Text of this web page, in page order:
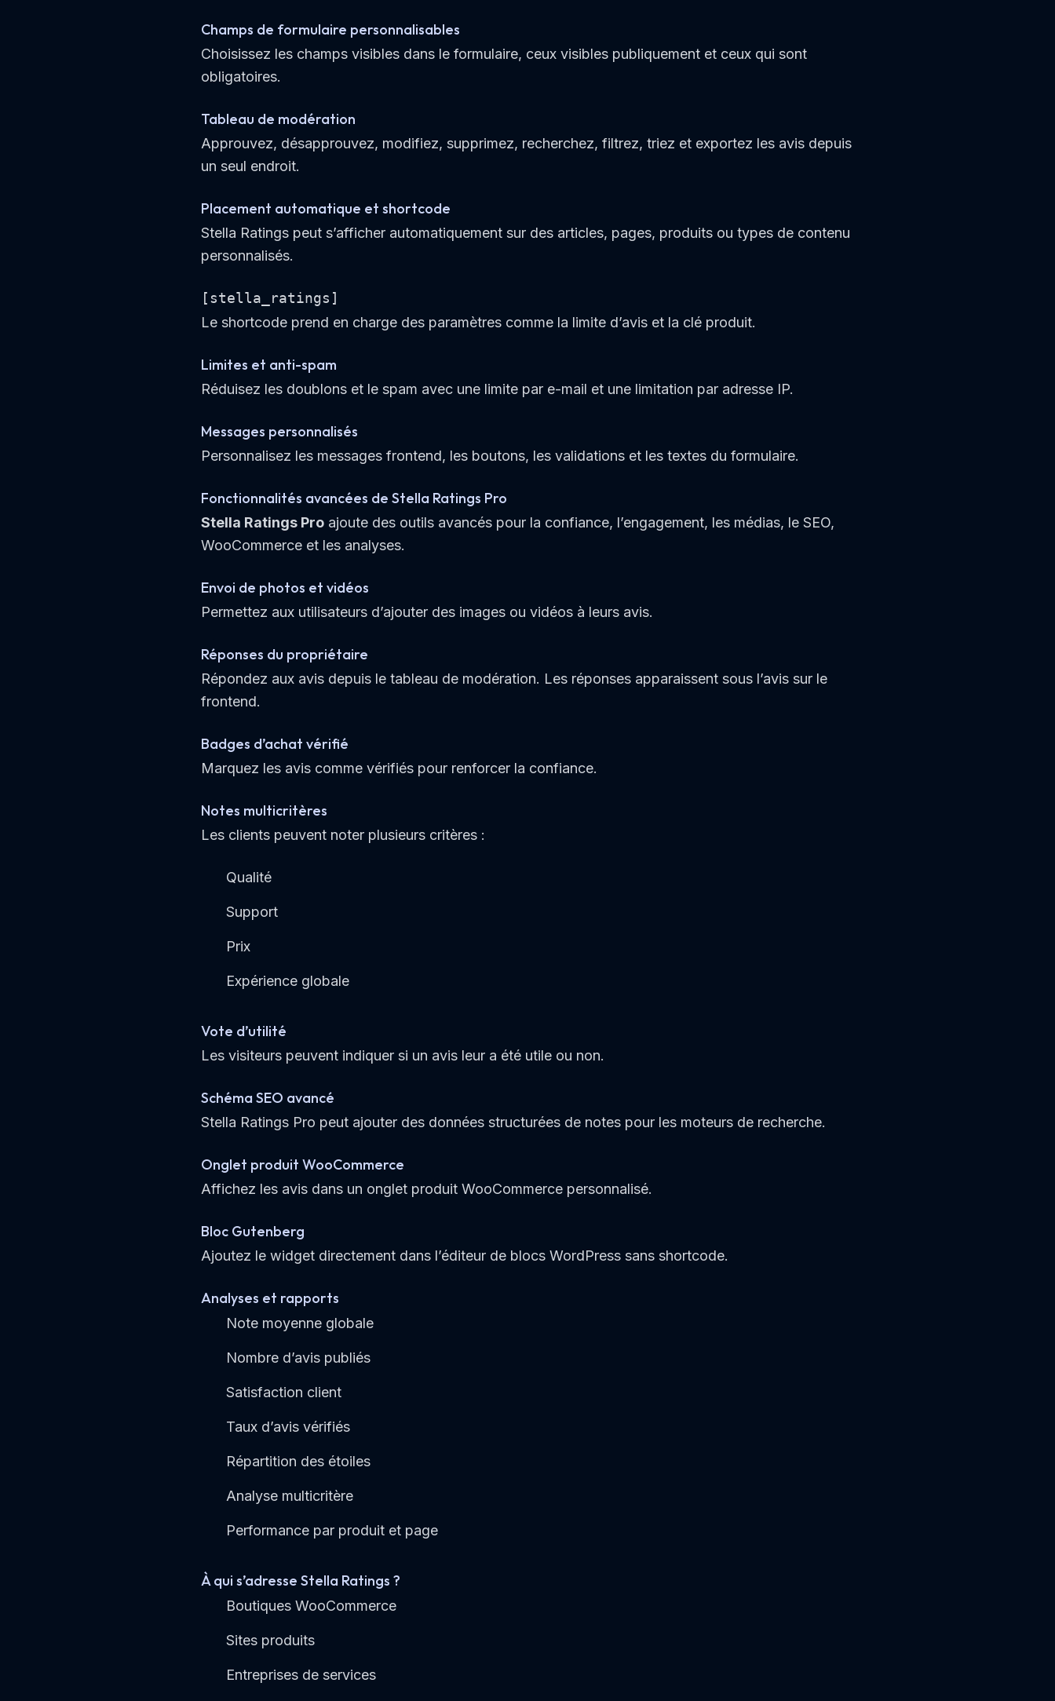
Champs de formulaire personnalisables
Choisissez les champs visibles dans le formulaire, ceux visibles publiquement et ceux qui sont
obligatoires.
Tableau de modération
Approuvez, désapprouvez, modifiez, supprimez, recherchez, filtrez, triez et exportez les avis depuis
un seul endroit.
Placement automatique et shortcode
Stella Ratings peut s’afficher automatiquement sur des articles, pages, produits ou types de contenu
personnalisés.
[stella_ratings]
Le shortcode prend en charge des paramètres comme la limite d’avis et la clé produit.
Limites et anti-spam
Réduisez les doublons et le spam avec une limite par e-mail et une limitation par adresse IP.
Messages personnalisés
Personnalisez les messages frontend, les boutons, les validations et les textes du formulaire.
Fonctionnalités avancées de Stella Ratings Pro
Stella Ratings Pro ajoute des outils avancés pour la confiance, l’engagement, les médias, le SEO,
WooCommerce et les analyses.
Envoi de photos et vidéos
Permettez aux utilisateurs d’ajouter des images ou vidéos à leurs avis.
Réponses du propriétaire
Répondez aux avis depuis le tableau de modération. Les réponses apparaissent sous l’avis sur le
frontend.
Badges d’achat vérifié
Marquez les avis comme vérifiés pour renforcer la confiance.
Notes multicritères
Les clients peuvent noter plusieurs critères :
Qualité
Support
Prix
Expérience globale
Vote d’utilité
Les visiteurs peuvent indiquer si un avis leur a été utile ou non.
Schéma SEO avancé
Stella Ratings Pro peut ajouter des données structurées de notes pour les moteurs de recherche.
Onglet produit WooCommerce
Affichez les avis dans un onglet produit WooCommerce personnalisé.
Bloc Gutenberg
Ajoutez le widget directement dans l’éditeur de blocs WordPress sans shortcode.
Analyses et rapports
Note moyenne globale
Nombre d’avis publiés
Satisfaction client
Taux d’avis vérifiés
Répartition des étoiles
Analyse multicritère
Performance par produit et page
À qui s’adresse Stella Ratings ?
Boutiques WooCommerce
Sites produits
Entreprises de services